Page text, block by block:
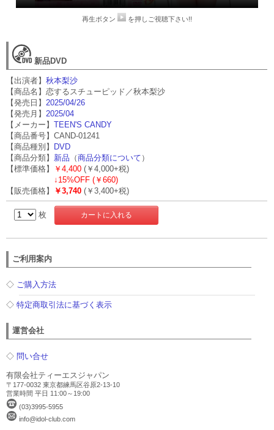
再生ボタン を押しご視聴下さい!!
新品DVD
【出演者】秋本梨沙
【商品名】恋するスチューピッド／秋本梨沙
【発売日】 2025/04/26
【発売月】 2025/04
【メーカー】TEEN'S CANDY
【商品番号】CAND-01241
【商品種別】 DVD
【商品分類】 新品 （商品分類について ）
【標準価格】
￥4,400 (￥4,000+税)
↓ 15%OFF (￥660)
【販売価格】
￥3,740 (￥3,400+税)
枚
ご利用案内
◇ ご購入方法
◇特定商取引法に基づく表示
運営会社
◇ 問い合せ
有限会社ティーエスジャパン
〒177-0032 東京都練馬区谷原2-13-10
営業時間 平日 11:00～19:00
(03)3995-5955
info@idol-club.com